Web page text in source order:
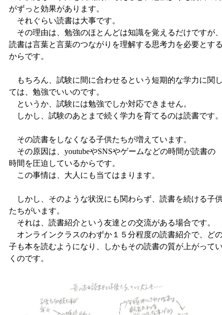
がずっと効果があります。
それぐらい読書は大事です。
その理由は、勉強のほとんどは知識を覚えるだけですが
読書は言葉と言葉のつながりを理解する思考力を必要とす
からです。
もちろん、試験に間に合わせるという短期的な学力に関
ては、勉強でいいのです。
というか、試験には勉強でしか対応できません。
しかし、試験のあとまで続く学力を育てるのは読書です
その読書をしなくなる子供たちが増えています。
その原因は、youtubeやSNSやゲームなどの時間が読書の
時間を圧迫しているからです。
この事情は、大人にも当てはまります。
しかし、そのような状況にも関わらず、読書を続ける子
たちがいます。
それは、読書紹介という友達との交流がある場合です。
オンラインクラスのわずか１５分程度の読書紹介で、ど
子も本を読むようになり、しかもその読書の質が上がって
くのです。